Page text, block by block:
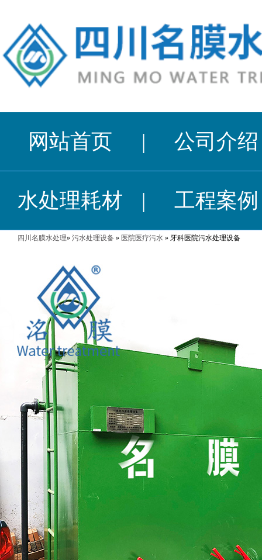
网站首页 | 公司介绍
水处理耗材 | 工程案例
四川名膜水处理» 污水处理设备 » 医院医疗污水 » 牙科医院污水处理设备